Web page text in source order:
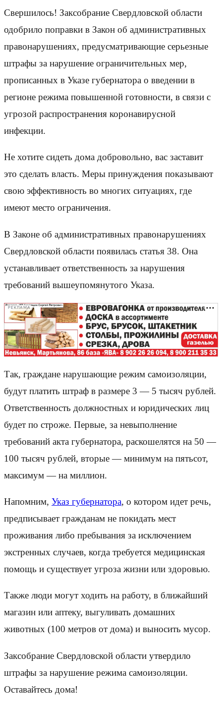
Свершилось! Заксобрание Свердловской области
одобрило поправки в Закон об административных
правонарушениях, предусматривающие серьезные
штрафы за нарушение ограничительных мер,
прописанных в Указе губернатора о введении в
регионе режима повышенной готовности, в связи с
угрозой распространения коронавирусной
инфекции.
Не хотите сидеть дома добровольно, вас заставит
это сделать власть. Меры принуждения показывают
свою эффективность во многих ситуациях, где
имеют место ограничения.
В Законе об административных правонарушениях
Свердловской области появилась статья 38. Она
устанавливает ответственность за нарушения
требований вышеупомянутого Указа.
РЕКЛАМА
Так, граждане нарушающие режим самоизоляции,
будут платить штраф в размере 3 — 5 тысяч рублей.
Ответственность должностных и юридических лиц
будет по строже. Первые, за невыполнение
требований акта губернатора, раскошелятся на 50 —
100 тысяч рублей, вторые — минимум на пятьсот,
максимум — на миллион.
Напомним, Указ губернатора, о котором идет речь,
предписывает гражданам не покидать мест
проживания либо пребывания за исключением
экстренных случаев, когда требуется медицинская
помощь и существует угроза жизни или здоровью.
Также люди могут ходить на работу, в ближайший
магазин или аптеку, выгуливать домашних
животных (100 метров от дома) и выносить мусор.
Заксобрание Свердловской области утвердило
штрафы за нарушение режима самоизоляции.
Оставайтесь дома!